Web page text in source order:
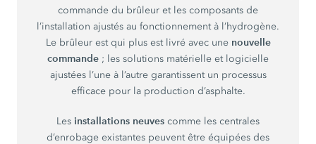
commande du brûleur et les composants de
l’installation ajustés au fonctionnement à l’hydrogène.
Le brûleur est qui plus est livré avec une nouvelle
commande ; les solutions matérielle et logicielle
ajustées l’une à l’autre garantissent un processus
efficace pour la production d’asphalte.
Les installations neuves comme les centrales
d’enrobage existantes peuvent être équipées des